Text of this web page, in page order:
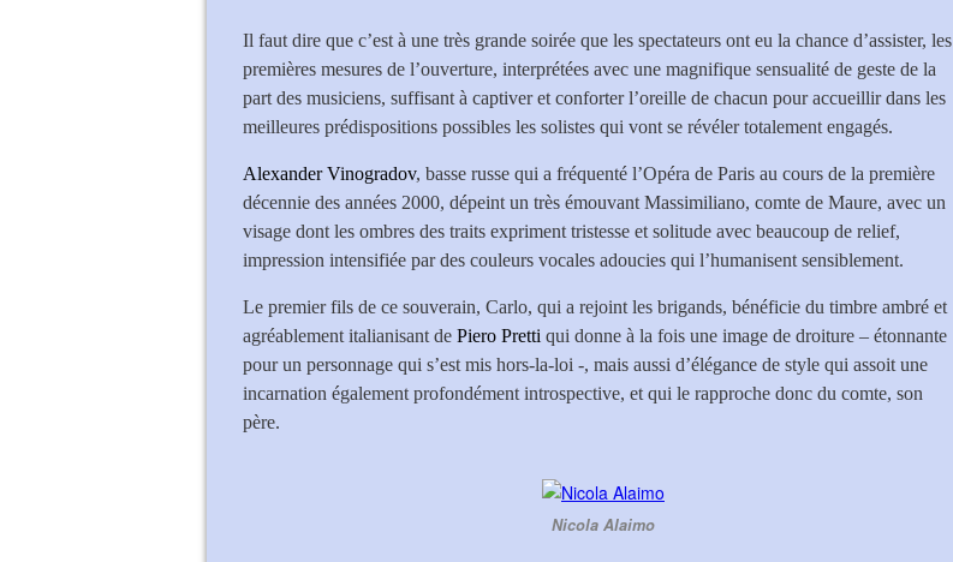
Il faut dire que c’est à une très grande soirée que les spectateurs ont eu la chance d’assister, les
premières mesures de l’ouverture, interprétées avec une magnifique sensualité de geste de la
part des musiciens, suffisant à captiver et conforter l’oreille de chacun pour accueillir dans les
meilleures prédispositions possibles les solistes qui vont se révéler totalement engagés.
Alexander Vinogradov, basse russe qui a fréquenté l’Opéra de Paris au cours de la première
décennie des années 2000, dépeint un très émouvant Massimiliano, comte de Maure, avec un
visage dont les ombres des traits expriment tristesse et solitude avec beaucoup de relief,
impression intensifiée par des couleurs vocales adoucies qui l’humanisent sensiblement.
Le premier fils de ce souverain, Carlo, qui a rejoint les brigands, bénéficie du timbre ambré et
agréablement italianisant de Piero Pretti qui donne à la fois une image de droiture – étonnante
pour un personnage qui s’est mis hors-la-loi -, mais aussi d’élégance de style qui assoit une
incarnation également profondément introspective, et qui le rapproche donc du comte, son
père.
Nicola Alaimo